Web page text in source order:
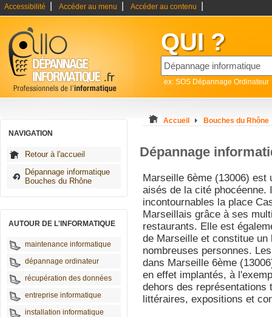
Accessibilité Accéder au menu Accéder au contenu
QUI ?
ex: SOS Dépannage Ordinateur
NAVIGATION
Retour à l'accueil
Dépannage informatique
Bouches du Rhône
AUTOUR DE L'INFORMATIQUE
maintenance informatique
dépannage ordinateur
récupération des données
entreprise informatique
installation informatique
Accueil Bouches du Rhône
Dépannage
Marseille 6ème (13006)
aisés de la cité
incontournables la place
Marseillais grâce à ses
restaurants. Elle est
de Marseille et constitue
nombreuses personnes.
dans Marseille 6ème
en effet implantés, à
dehors des représentations
littéraires, expositions et